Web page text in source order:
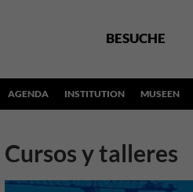
BESUCHE
AGENDA INSTITUTION MUSEEN
Cursos y talleres